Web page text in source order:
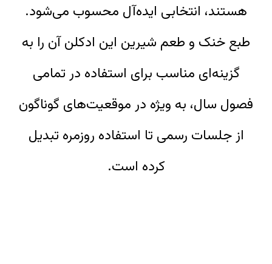
هستند، انتخابی ایده‌آل محسوب می‌شود.
طبع خنک و طعم شیرین این ادکلن آن را به
گزینه‌ای مناسب برای استفاده در تمامی
فصول سال، به ویژه در موقعیت‌های گوناگون
از جلسات رسمی تا استفاده روزمره تبدیل
کرده است.